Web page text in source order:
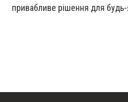
привабливе рішення для